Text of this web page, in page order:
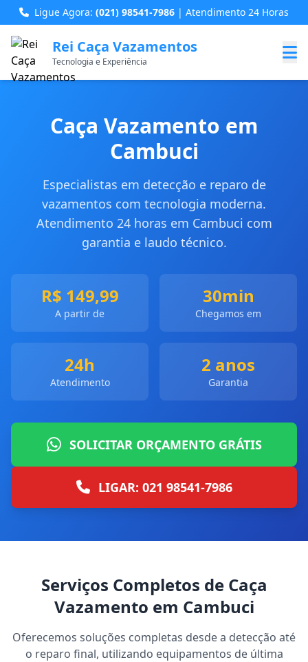
Ligue Agora: (021) 98541-7986 | Atendimento 24 Horas
Rei Caça Vazamentos
Tecnologia e Experiência
Caça Vazamento em
Cambuci
Especialistas em detecção e reparo de
vazamentos com tecnologia moderna.
Atendimento 24 horas em Cambuci com
garantia e laudo técnico.
R$ 149,99
A partir de
30min
Chegamos em
24h
Atendimento
2 anos
Garantia
SOLICITAR ORÇAMENTO GRÁTIS
LIGAR: 021 98541-7986
Serviços Completos de Caça
Vazamento em Cambuci
Oferecemos soluções completas desde a detecção até
o reparo final, utilizando equipamentos de última